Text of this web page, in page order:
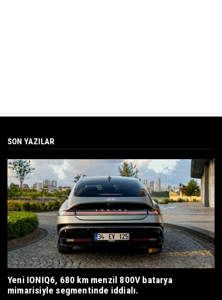
SON YAZILAR
Yeni IONIQ6, 680 km menzil 800V batarya
mimarisiyle segmentinde iddialı.